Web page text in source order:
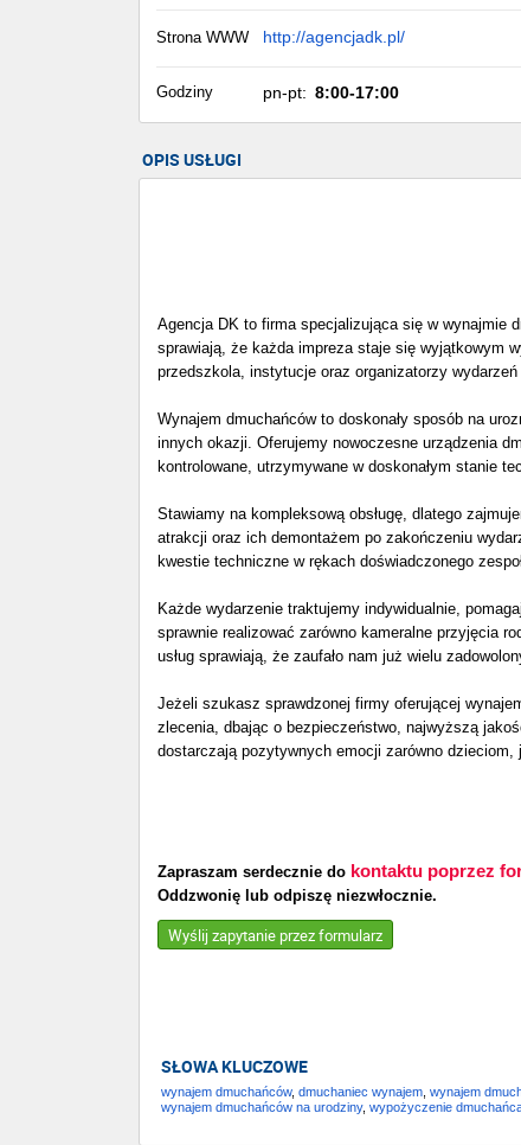
Strona WWW http://agencjadk.pl/
Godziny pn-pt: 8:00-17:00
OPIS USŁUGI
Agencja DK to firma specjalizująca się w wynajmie
sprawiają, że każda impreza staje się wyjątkowym
przedszkola, instytucje oraz organizatorzy
Wynajem dmuchańców to doskonały sposób na
innych okazji. Oferujemy nowoczesne urządzenia
kontrolowane, utrzymywane w doskonałym stanie
Stawiamy na kompleksową obsługę, dlatego
atrakcji oraz ich demontażem po zakończeniu
kwestie techniczne w rękach doświadczonego
Każde wydarzenie traktujemy indywidualnie,
sprawnie realizować zarówno kameralne przyjęcia
usług sprawiają, że zaufało nam już wielu
Jeżeli szukasz sprawdzonej firmy oferującej
zlecenia, dbając o bezpieczeństwo, najwyższą
dostarczają pozytywnych emocji zarówno dzieciom,
Zapraszam serdecznie do kontaktu poprzez
Oddzwonię lub odpiszę niezwłocznie.
Wyślij zapytanie przez formularz
SŁOWA KLUCZOWE
wynajem dmuchańców, dmuchaniec wynajem wynajem
wynajem dmuchańców na urodziny, wypożyczenie